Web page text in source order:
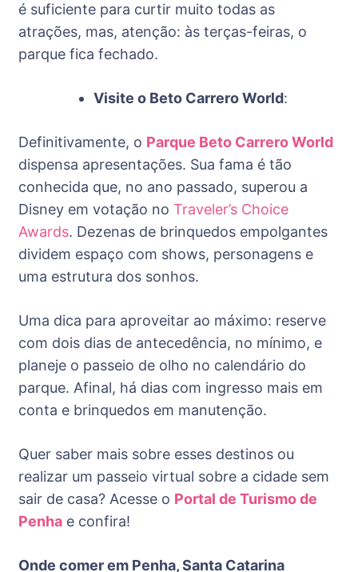
é suficiente para curtir muito todas as
atrações, mas, atenção: às terças-feiras, o
parque fica fechado.
Visite o Beto Carrero World:
Definitivamente, o Parque Beto Carrero World
dispensa apresentações. Sua fama é tão
conhecida que, no ano passado, superou a
Disney em votação no Traveler’s Choice
Awards. Dezenas de brinquedos empolgantes
dividem espaço com shows, personagens e
uma estrutura dos sonhos.
Uma dica para aproveitar ao máximo: reserve
com dois dias de antecedência, no mínimo, e
planeje o passeio de olho no calendário do
parque. Afinal, há dias com ingresso mais em
conta e brinquedos em manutenção.
Quer saber mais sobre esses destinos ou
realizar um passeio virtual sobre a cidade sem
sair de casa? Acesse o Portal de Turismo de
Penha e confira!
Onde comer em Penha, Santa Catarina